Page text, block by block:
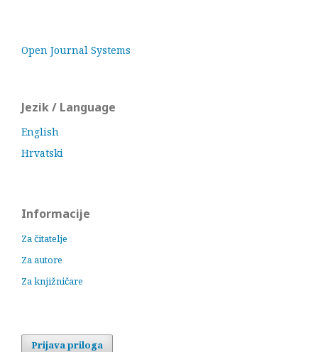
Open Journal Systems
Jezik / Language
English
Hrvatski
Informacije
Za čitatelje
Za autore
Za knjižničare
Prijava priloga